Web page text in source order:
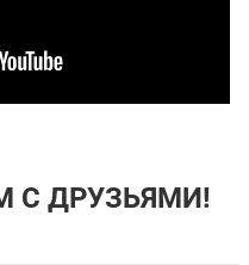
С ДРУЗЬЯМИ!